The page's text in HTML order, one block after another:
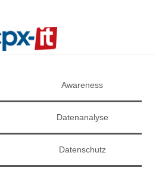
Awareness
Datenanalyse
Datenschutz